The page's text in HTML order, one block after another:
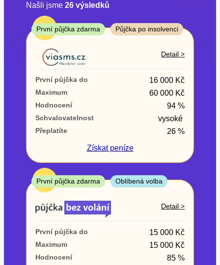
Cena
Od
První půjčka zdarma
–
ano
ne
Ve zkušebce
ano
ne
V exekuci
ne
Po insolvenci
Našli jsme 26výsledků
TOP
První půjčka zdarma Půjčka po insolvenci
Detail >
První půjčka do 16 000 Kč
Maximum 60 000 Kč
Hodnocení 94 %
Schvalovatelnost vysoké
Přeplatíte
26 %
Získatpeníze
TOP
První půjčka zdarma Oblíbená volba
Detail >
První půjčka do 15 000 Kč
Maximum 15 000 Kč
Hodnocení 85 %